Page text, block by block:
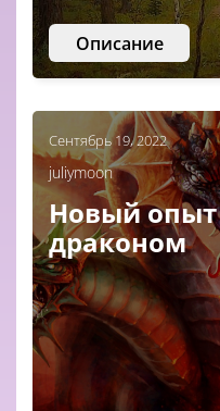
Описание
Сентябрь 19, 2022
juliymoon
Новый
драконом